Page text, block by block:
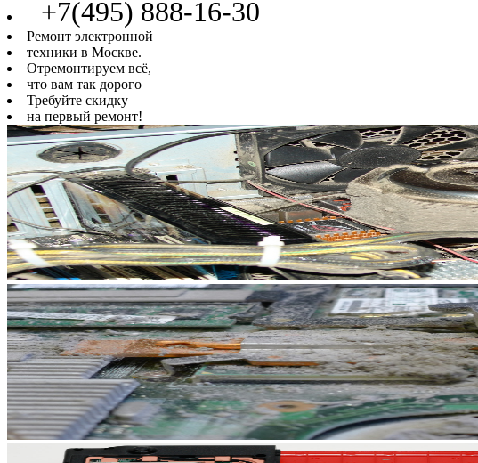
+7(495) 888-16-30
Ремонт электронной
техники в Москве.
Отремонтируем всё,
что вам так дорого
Требуйте скидку
на первый ремонт!